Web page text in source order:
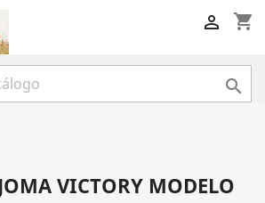
shopping_cart


VICTORY MODELO